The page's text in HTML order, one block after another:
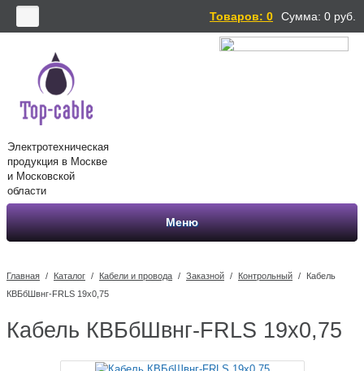
Товаров: 0 Сумма: 0 руб.
Электротехническая
продукция в Москве
и Московской
области
Меню
Главная / Каталог / Кабели и провода / Заказной / Контрольный /
Кабель
КВБбШвнг-FRLS 19х0,75
Кабель КВБбШвнг-FRLS 19х0,75